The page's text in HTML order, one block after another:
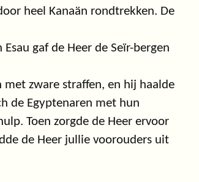
heel Kanaän rondtrekken. De
gaf de Heer de Seïr-bergen
met zware straffen, en hij haalde
de Egyptenaren met hun
Toen zorgde de Heer ervoor
de Heer jullie voorouders uit